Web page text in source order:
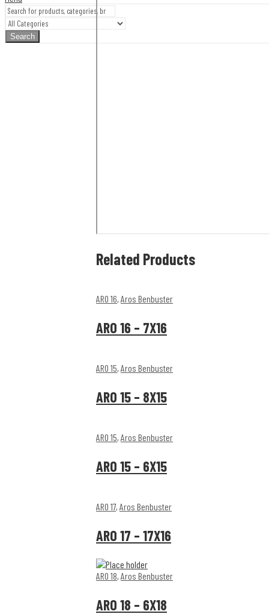
Search
Related Products
ARO 16, Aros Benbuster
ARO 16 – 7X16
ARO 15, Aros Benbuster
ARO 15 – 8X15
ARO 15, Aros Benbuster
ARO 15 – 6X15
ARO 17, Aros Benbuster
ARO 17 – 17X16
ARO 18, Aros Benbuster
ARO 18 – 6X18